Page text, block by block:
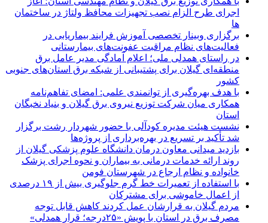
اجرای طرح الزام نصب تجهیزات محافظ ولتاژ در ساختمان
ها
برگزاری وبینار تخصصی آموزش فرایند بیماریابی در
فعالیت‌های نظام مراقبت عفونت‌های بیمارستانی
در راستای همدلی ملی؛ اعلام آمادگی مدیر عامل برق
منطقه‌ای گیلان برای پشتیبانی از شبكه برق استان‌های جنوبی
كشور
با هدف بهره‌گیری از توانمندی علمی: امضای تفاهم‌نامه
همكاری میان شركت توزیع نیروی برق گیلان و بنیاد نخبگان
استان
نشست هیئت مدیره کودآلی با حضور شهردار رشت برگزار
شد تأکید بر تسریع در بهره‌برداری از پروژه‌ها
بازدید میدانی معاون درمان دانشگاه علوم پزشکی گیلان از
روند ارائه خدمات درمانی به بیماران و نحوه اجرای پزشک
خانواده و نظام ارجاع در شهرستان فومن
با استفاده از تعمیرات خط گرم جلوگیری بیش از ۱۹ درصدی
از اعمال خاموشی برای مشتركان
مردم گیلان به قرارشان عمل کردند كاهش قابل توجه
مصرف برق در استان با پویش «۲۵درجه؛ قرار همدلی»